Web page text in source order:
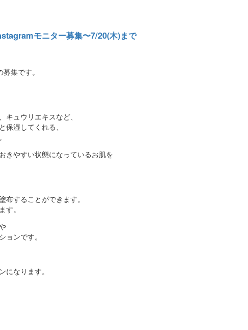
モニター募集〜7/20(木)まで
集です。
ュウリエキスなど、
湿してくれる、
きやすい状態になっているお肌を
することができます。
す。
ンです。
なります。